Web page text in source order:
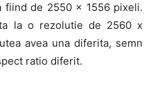
fiind de 2550 x 1556 pixeli.
la o rezolutie de 2560 x
avea una diferita, semn
ratio diferit.